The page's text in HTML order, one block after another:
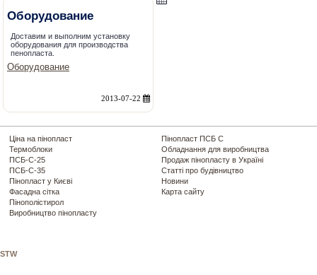
Оборудование
Доставим и выполним установку
оборудования для производства
пенопласта.
Оборудование
2013-07-22
Ціна на пінопласт
Термоблоки
ПСБ-С-25
ПСБ-С-35
Пінопласт у Києві
Фасадна сітка
Пінополістирол
Виробництво пінопласту
Пінопласт ПСБ С
Обладнання для виробництва
Продаж пінопласту в Україні
Статті про будівництво
Новини
Карта сайту
STW